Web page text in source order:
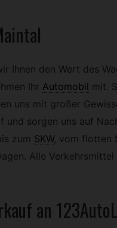
Ihnen den Wert des
Ihr Automobil mit.
uns mit großer
und sorgen uns auf
zum SKW, vom flotten
Alle
an